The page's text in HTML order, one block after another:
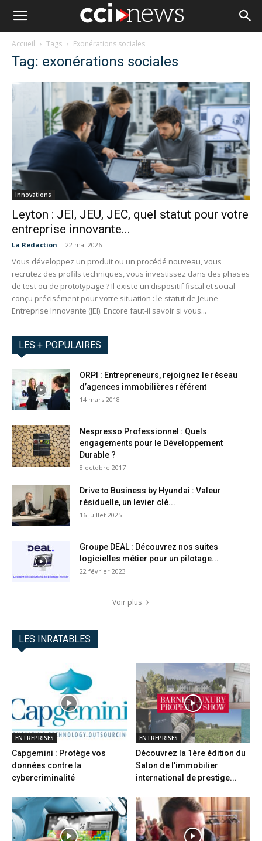
Accueil Tags Exonérations sociales
Tag: exonérations sociales
Innovations
Leyton : JEI, JEU, JEC, quel statut pour votre
entreprise innovante...
La Redaction - 22 mai 2026
Vous développez un produit ou un procédé nouveau, vous
recrutez des profils techniques, vous investissez dans des phases
de test ou de prototypage ? Il existe un dispositif fiscal et social
conçu précisément pour votre situation : le statut de Jeune
Entreprise Innovante (JEI). Encore faut-il savoir si vous...
LES + POPULAIRES
ORPI : Entrepreneurs, rejoignez le réseau
d’agences immobilières référent
14 mars 2018
Nespresso Professionnel : Quels
engagements pour le Développement
Durable ?
8 octobre 2017
Drive to Business by Hyundai : Valeur
résiduelle, un levier clé...
16 juillet 2025
Groupe DEAL : Découvrez nos suites
logicielles métier pour un pilotage...
22 février 2023
Voir plus
LES INRATABLES
ENTREPRISES
Capgemini : Protège vos
données contre la
cybercriminalité
ENTREPRISES
Découvrez la 1ère édition du
Salon de l’immobilier
international de prestige...